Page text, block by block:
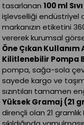
tasarlanan100 ml
işlevselliği endüstriyel
markanızın etiketini
vererek kurumsal
Öne Çıkan
Kilitlenebilir Pompa
pompa, sağa-sola
sayede kargo ve
sızıntıları tamamen
Yüksek Gramaj (21
dirençli olan 21